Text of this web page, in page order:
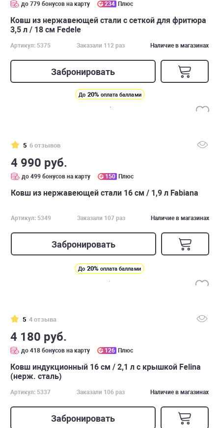
до 779 бонусов на карту 234 Плюс
Ковш из нержавеющей стали с сеткой для фритюра
3,5 л / 18 см Fedele
Артикул: 5375 Заказали 112 раз Наличие в магазинах
Забронировать
До 20% оплата баллами
5 6 отзывов
4 990 руб.
до 499 бонусов на карту 150 Плюс
Ковш из нержавеющей стали 16 см / 1,9 л Fabiana
Артикул: 5349 Заказали 107 раз Наличие в магазинах
Забронировать
До 20% оплата баллами
5 4 отзыва
4 180 руб.
до 418 бонусов на карту 126 Плюс
Ковш индукционный 16 см / 2,1 л с крышкой Felina
(нерж. сталь)
Артикул: 5337 Заказали 106 раз Наличие в магазинах
Забронировать